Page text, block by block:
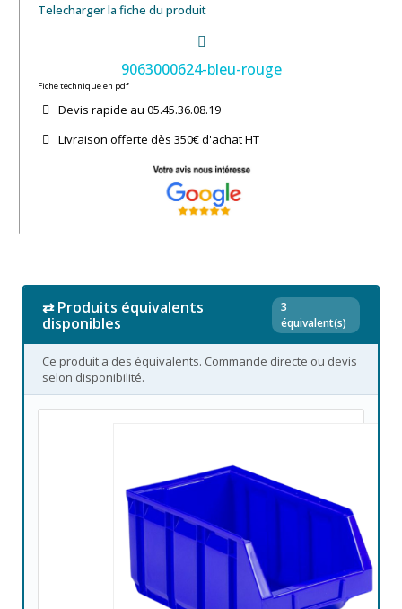
Telecharger la fiche du produit
9063000624-bleu-rouge
Fiche technique en pdf
Devis rapide au 05.45.36.08.19​
Livraison offerte dès 350€ d'achat​ HT
⇄ Produits équivalents
disponibles
3
équivalent(s)
Ce produit a des équivalents. Commande directe ou devis
selon disponibilité.